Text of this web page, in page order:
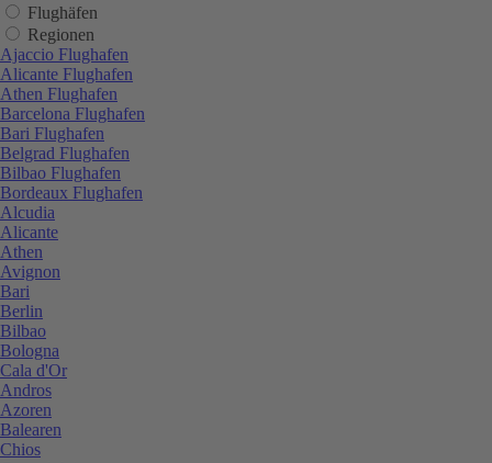
Flughäfen
Regionen
Ajaccio Flughafen
Alicante Flughafen
Athen Flughafen
Barcelona Flughafen
Bari Flughafen
Belgrad Flughafen
Bilbao Flughafen
Bordeaux Flughafen
Alcudia
Alicante
Athen
Avignon
Bari
Berlin
Bilbao
Bologna
Cala d'Or
Andros
Azoren
Balearen
Chios